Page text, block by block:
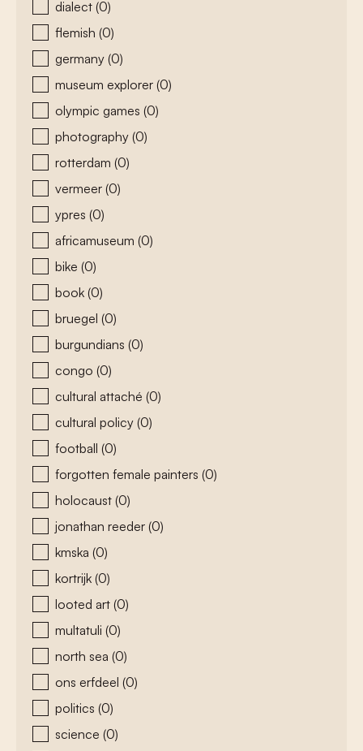
dialect (0)
flemish (0)
germany (0)
museum explorer (0)
olympic games (0)
photography (0)
rotterdam (0)
vermeer (0)
ypres (0)
africamuseum (0)
bike (0)
book (0)
bruegel (0)
burgundians (0)
congo (0)
cultural attaché (0)
cultural policy (0)
football (0)
forgotten female painters (0)
holocaust (0)
jonathan reeder (0)
kmska (0)
kortrijk (0)
looted art (0)
multatuli (0)
north sea (0)
ons erfdeel (0)
politics (0)
science (0)